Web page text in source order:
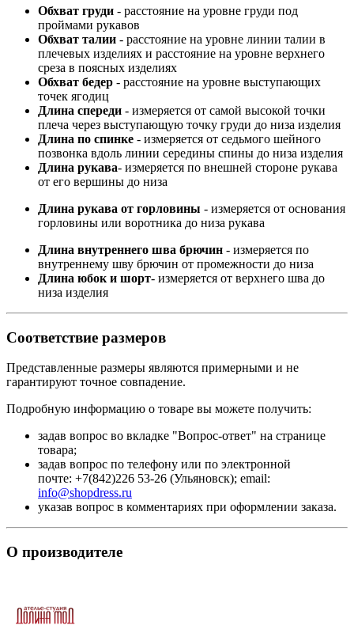
Обхват груди - расстояние на уровне груди под
проймами рукавов
Обхват талии - расстояние на уровне линии талии в
плечевых изделиях и расстояние на уровне верхнего
среза в поясных изделиях
Обхват бедер - расстояние на уровне выступающих
точек ягодиц
Длина спереди - измеряется от самой высокой точки
плеча через выступающую точку груди до низа изделия
Длина по спинке - измеряется от седьмого шейного
позвонка вдоль линии середины спины до низа изделия
Длина рукава- измеряется по внешней стороне рукава
от его вершины до низа
Длина рукава от горловины - измеряется от основания
горловины или воротника до низа рукава
Длина внутреннего шва брючин - измеряется по
внутреннему шву брючин от промежности до низа
Длина юбок и шорт- измеряется от верхнего шва до
низа изделия
Соответствие размеров
Представленные размеры являются примерными и не
гарантируют точное совпадение.
Подробную информацию о товаре вы можете получить:
задав вопрос во вкладке "Вопрос-ответ" на странице
товара;
задав вопрос по телефону или по электронной
почте: +7(842)226 53-26 (Ульяновск); email:
info@shopdress.ru
указав вопрос в комментариях при оформлении заказа.
О производителе